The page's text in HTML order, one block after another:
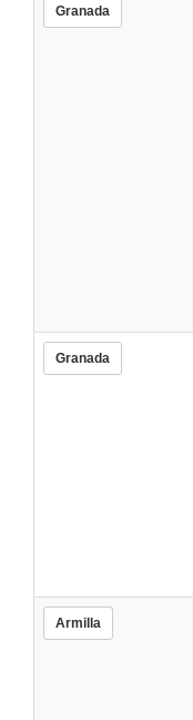
Granada
Granada
Armilla